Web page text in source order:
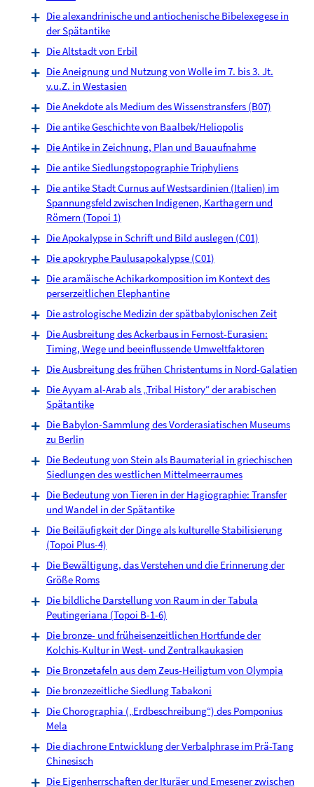
Die alexandrinische und antiochenische Bibelexegese in
der Spätantike
Die Altstadt von Erbil
Die Aneignung und Nutzung von Wolle im 7. bis 3. Jt.
v.u.Z. in Westasien
Die Anekdote als Medium des Wissenstransfers (B07)
Die antike Geschichte von Baalbek/Heliopolis
Die Antike in Zeichnung, Plan und Bauaufnahme
Die antike Siedlungstopographie Triphyliens
Die antike Stadt Curnus auf Westsardinien (Italien) im
Spannungsfeld zwischen Indigenen, Karthagern und
Römern (Topoi 1)
Die Apokalypse in Schrift und Bild auslegen (C01)
Die apokryphe Paulusapokalypse (C01)
Die aramäische Achikarkomposition im Kontext des
perserzeitlichen Elephantine
Die astrologische Medizin der spätbabylonischen Zeit
Die Ausbreitung des Ackerbaus in Fernost-Eurasien:
Timing, Wege und beeinflussende Umweltfaktoren
Die Ausbreitung des frühen Christentums in Nord-Galatien
Die Ayyam al-Arab als „Tribal History“ der arabischen
Spätantike
Die Babylon-Sammlung des Vorderasiatischen Museums
zu Berlin
Die Bedeutung von Stein als Baumaterial in griechischen
Siedlungen des westlichen Mittelmeerraumes
Die Bedeutung von Tieren in der Hagiographie: Transfer
und Wandel in der Spätantike
Die Beiläufigkeit der Dinge als kulturelle Stabilisierung
(Topoi Plus-4)
Die Bewältigung, das Verstehen und die Erinnerung der
Größe Roms
Die bildliche Darstellung von Raum in der Tabula
Peutingeriana (Topoi B-1-6)
Die bronze- und früheisenzeitlichen Hortfunde der
Kolchis-Kultur in West- und Zentralkaukasien
Die Bronzetafeln aus dem Zeus-Heiligtum von Olympia
Die bronzezeitliche Siedlung Tabakoni
Die Chorographia („Erdbeschreibung“) des Pomponius
Mela
Die diachrone Entwicklung der Verbalphrase im Prä-Tang
Chinesisch
Die Eigenherrschaften der Ituräer und Emesener zwischen